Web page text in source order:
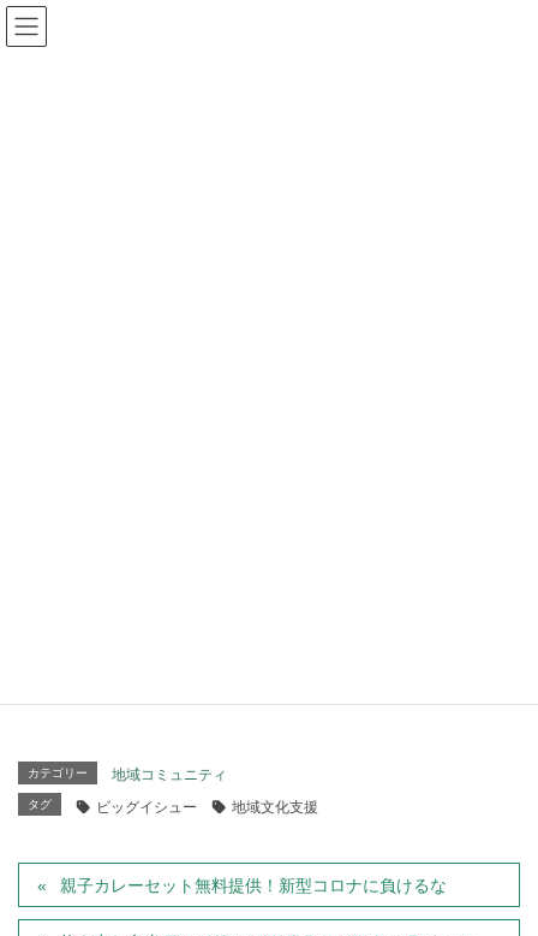
Warning
カテゴリー 地域コミュニティ
タグ ビッグイシュー 地域文化支援
親子カレーセット無料提供！新型コロナに負けるな